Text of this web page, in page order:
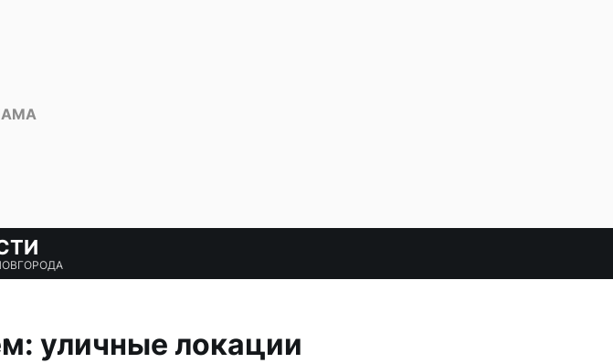
уличные локации